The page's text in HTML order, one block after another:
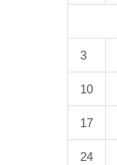
3
10
17
24